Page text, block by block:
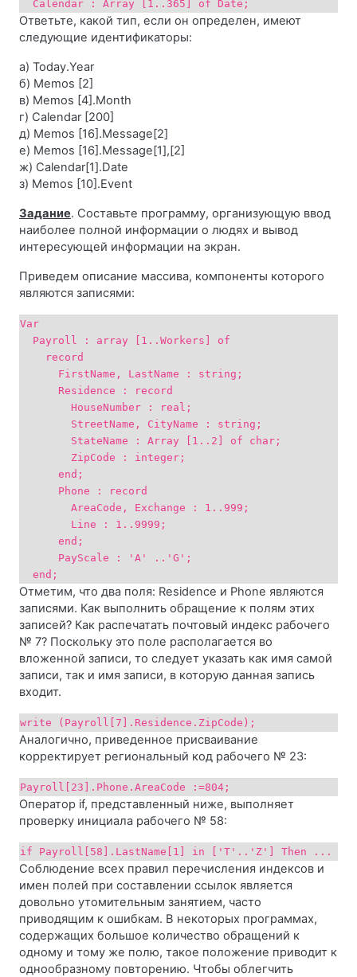
Calendar : Array [1..365] of Date;
Ответьте, какой тип, если он определен, имеют
следующие идентификаторы:
а) Today.Year
б) Memos [2]
в) Memos [4].Month
г) Calendar [200]
д) Memos [16].Message[2]
е) Memos [16].Message[1],[2]
ж) Calendar[1].Date
з) Memos [10].Event
Задание. Составьте программу, организующую ввод
наиболее полной информации о людях и вывод
интересующей информации на экран.
Приведем описание массива, компоненты которого
являются записями:
Var
Payroll : array [1..Workers] of
record
FirstName, LastName : string;
Residence : record
HouseNumber : real;
StreetName, CityName : string;
StateName : Array [1..2] of char;
ZipCode : integer;
end;
Phone : record
AreaCode, Exchange : 1..999;
Line : 1..9999;
end;
PayScale : 'A' ..'G';
end;
Отметим, что два поля: Residence и Phone являются
записями. Как выполнить обращение к полям этих
записей? Как распечатать почтовый индекс рабочего
№ 7? Поскольку это поле располагается во
вложенной записи, то следует указать как имя самой
записи, так и имя записи, в которую данная запись
входит.
write (Payroll[7].Residence.ZipCode);
Аналогично, приведенное присваивание
корректирует региональный код рабочего № 23:
Payroll[23].Phone.AreaCode :=804;
Оператор if, представленный ниже, выполняет
проверку инициала рабочего № 58:
if Payroll[58].LastName[1] in ['T'..'Z'] Then ...
Соблюдение всех правил перечисления индексов и
имен полей при составлении ссылок является
довольно утомительным занятием, часто
приводящим к ошибкам. В некоторых программах,
содержащих большое количество обращений к
одному и тому же полю, такое положение приводит к
однообразному повторению. Чтобы облегчить